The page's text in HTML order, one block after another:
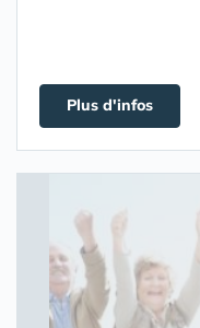
Plus d'infos